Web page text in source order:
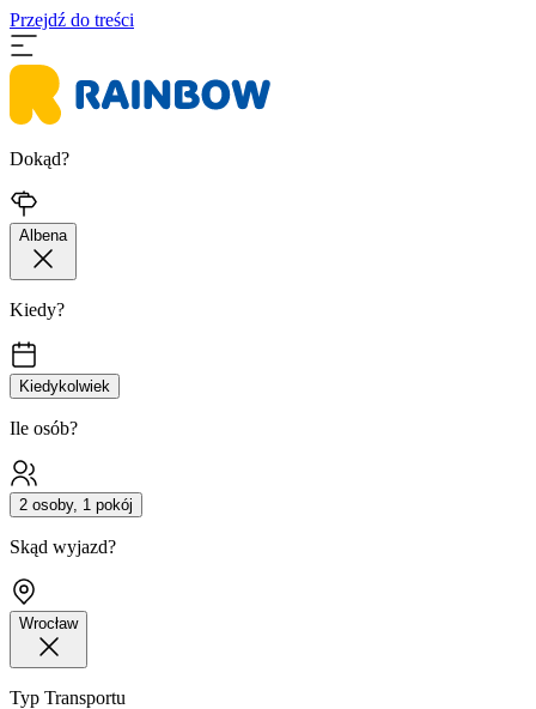
Przejdź do treści
Dokąd?
Albena
Kiedy?
Kiedykolwiek
Ile osób?
2 osoby, 1 pokój
Skąd wyjazd?
Wrocław
Typ Transportu